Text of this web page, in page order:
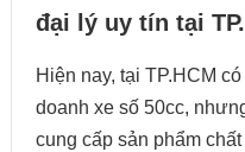
đại lý uy tín tại
Hiện nay, tại TP.HCM
doanh xe số 50cc,
cung cấp sản phẩm